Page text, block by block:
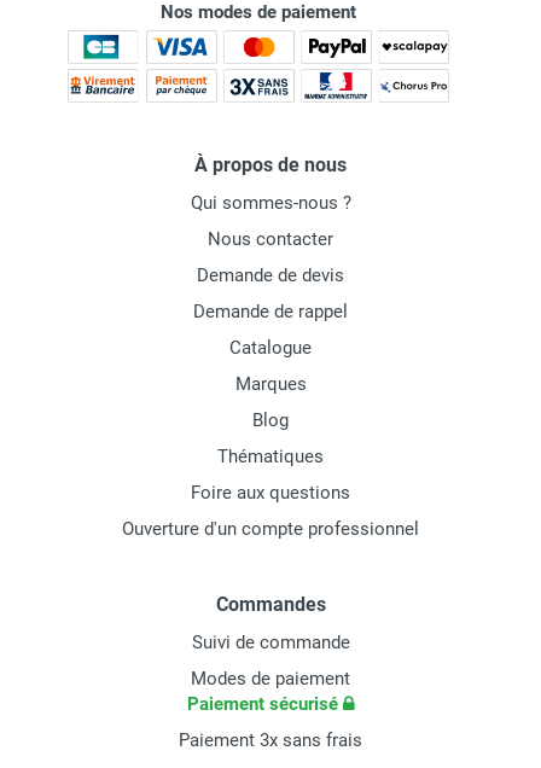
Nos modes de paiement
À propos de nous
Qui sommes-nous ?
Nous contacter
Demande de devis
Demande de rappel
Catalogue
Marques
Blog
Thématiques
Foire aux questions
Ouverture d'un compte professionnel
Commandes
Suivi de commande
Modes de paiement
Paiement sécurisé
Paiement 3x sans frais